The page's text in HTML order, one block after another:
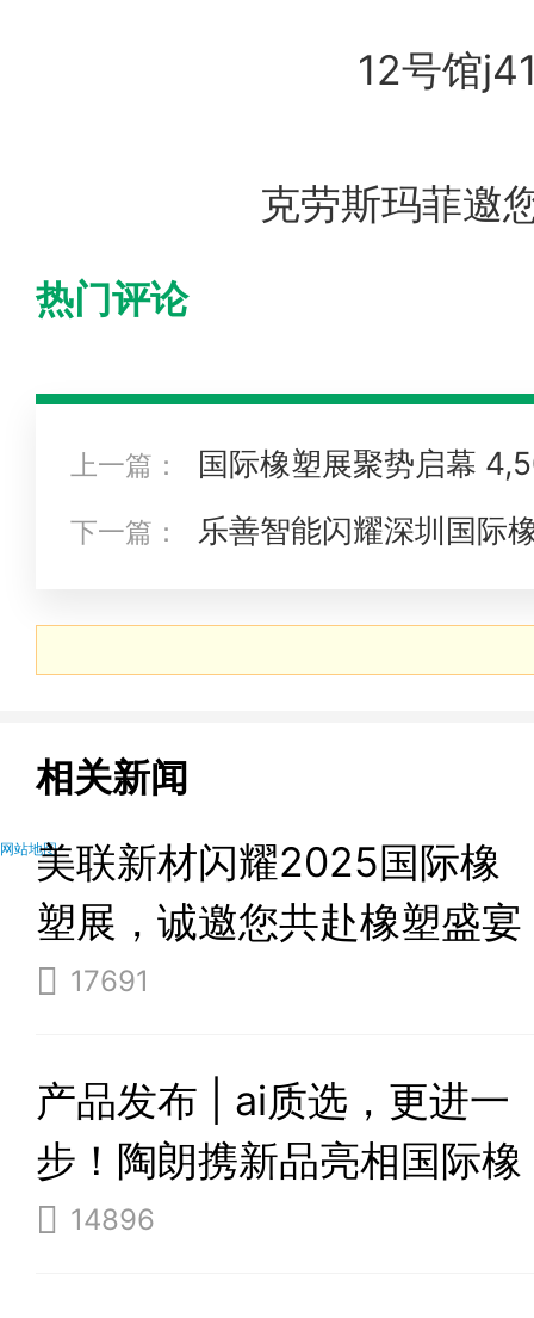
12号馆j41
克劳斯玛菲邀
热门评论
上一篇：
国际橡塑展聚势启幕
创新主场
下一篇：
乐善智能闪耀深圳国际
相关新闻
美联新材闪耀2025国际橡
塑展，诚邀您共赴橡塑盛宴
17691
产品发布 | ai质选，更进一
步！陶朗携新品亮相国际橡
塑展
14896
网站地图